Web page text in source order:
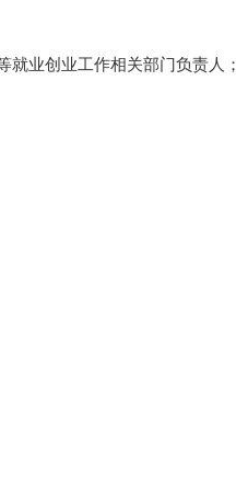
业创业工作相关部门负责人；